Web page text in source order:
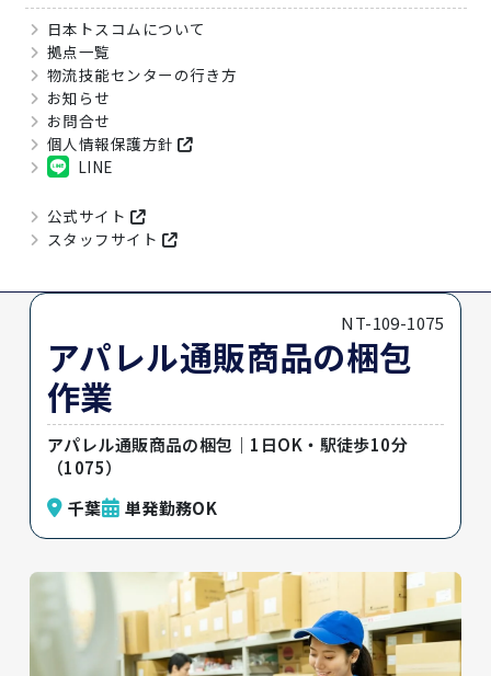
日本トスコムについて
拠点一覧
物流技能センターの行き方
お知らせ
お問合せ
個人情報保護方針
LINE
公式サイト
スタッフサイト
NT-109-1075
アパレル通販商品の梱包
作業
アパレル通販商品の梱包｜1日OK・駅徒歩10分
（1075）
千葉
単発勤務OK